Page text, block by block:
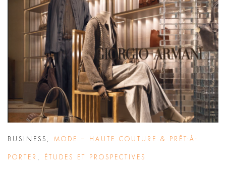
BUSINESS MODE – HAUTE COUTURE & PRÊT-À-
PORTER ÉTUDES ET PROSPECTIVES